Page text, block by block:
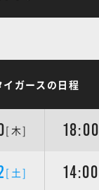
イガースの日程
[木] 18:00
[土] 14:00